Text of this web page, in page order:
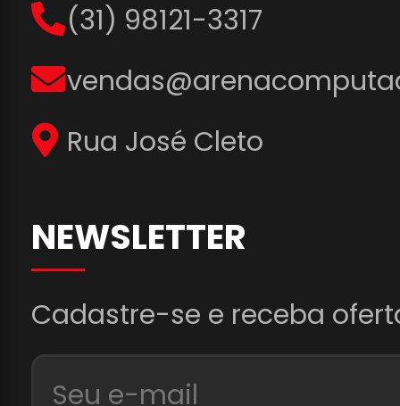
(31) 98121-3317
Rua José Cleto
NEWSLETTER
Cadastre-se e receba